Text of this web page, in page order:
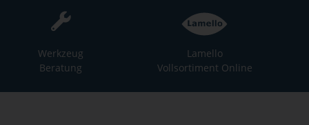
Werkzeug
Beratung
Lamello
Vollsortiment Online